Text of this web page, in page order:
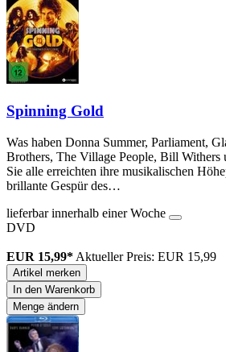
Spinning Gold
Was haben Donna Summer, Parliament,
Brothers, The Village People, Bill Withers
Sie alle erreichten ihre musikalischen
brillante Gespür des…
lieferbar innerhalb einer Woche
DVD
EUR 15,99* Aktueller Preis: EUR 15,99
Artikel merken
In den Warenkorb
Menge ändern